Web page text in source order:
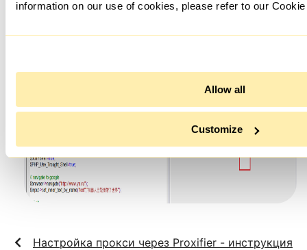
information on our use of cookies, please refer to our
Allow all
Customize
Настройка прокси через Proxifier - инструкция